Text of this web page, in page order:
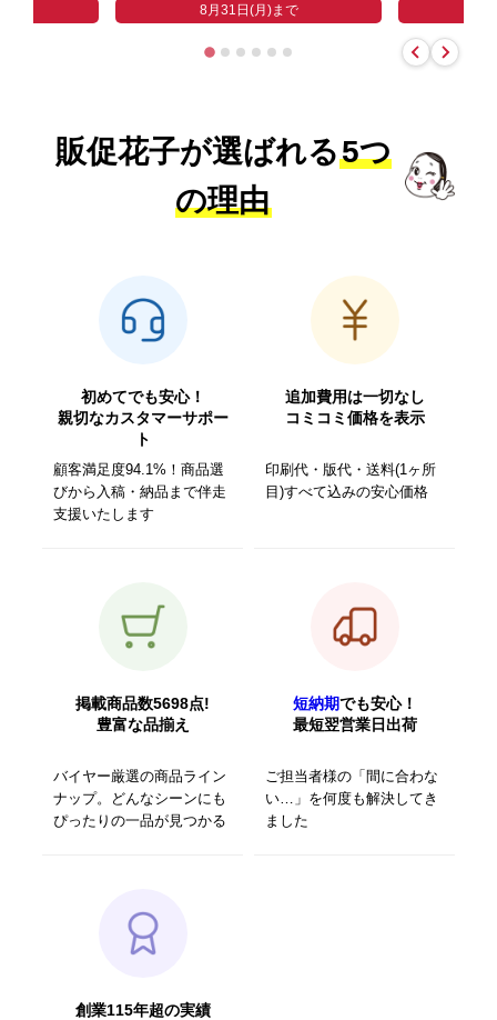
8月31日(月)まで
販促花子が選ばれる5つ
の理由
初めてでも安心！
親切なカスタマーサポー
ト
顧客満足度94.1%！商品選
びから入稿・納品まで伴走
支援いたします
追加費用は一切なし
コミコミ価格を表示
印刷代・版代・送料(1ヶ所
目)すべて込みの安心価格
掲載商品数5698点!
豊富な品揃え
バイヤー厳選の商品ライン
ナップ。どんなシーンにも
ぴったりの一品が見つかる
短納期でも安心！
最短翌営業日出荷
ご担当者様の「間に合わな
い…」を何度も解決してき
ました
創業115年超の実績